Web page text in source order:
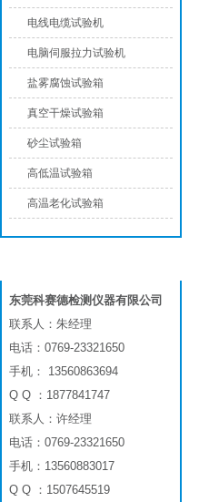
电线电缆试验机
电脑伺服拉力试验机
盐雾腐蚀试验箱
真空干燥试验箱
砂尘试验箱
高低温试验箱
高温老化试验箱
东莞科赛德检测仪器有限公司
联系人：朱经理
电话：0769-23321650
手机： 13560863694
Q Q ：1877841747
联系人：许经理
电话：0769-23321650
手机：13560883017
Q Q ：1507645519